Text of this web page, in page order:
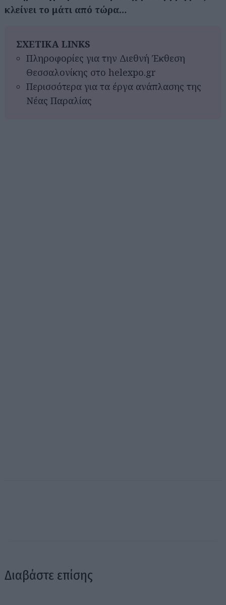
κλείνει το μάτι από τώρα…
ΣΧΕΤΙΚΑ LINKS
Πληροφορίες για την Διεθνή Έκθεση
Θεσσαλονίκης στο helexpo.gr
Περισσότερα για τα έργα ανάπλασης της
Νέας Παραλίας
Διαβάστε επίσης